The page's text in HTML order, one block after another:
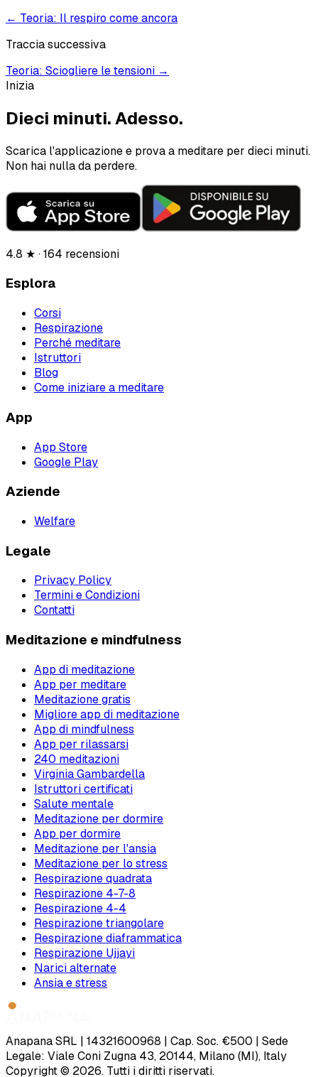
← Teoria: Il respiro come ancora
Traccia successiva
Teoria: Sciogliere le tensioni →
Inizia
Dieci minuti.Adesso.
Scarica l'applicazione e prova a meditare per dieci minuti.
Non hai nulla da perdere.
4.8 ★ · 164 recensioni
Esplora
Corsi
Respirazione
Perché meditare
Istruttori
Blog
Come iniziare a meditare
App
App Store
Google Play
Aziende
Welfare
Legale
Privacy Policy
Termini e Condizioni
Contatti
Meditazione e mindfulness
App di meditazione
App per meditare
Meditazione gratis
Migliore app di meditazione
App di mindfulness
App per rilassarsi
240 meditazioni
Virginia Gambardella
Istruttori certificati
Salute mentale
Meditazione per dormire
App per dormire
Meditazione per l'ansia
Meditazione per lo stress
Respirazione quadrata
Respirazione 4-7-8
Respirazione 4-4
Respirazione triangolare
Respirazione diaframmatica
Respirazione Ujjayi
Narici alternate
Ansia e stress
Anapana SRL | 14321600968 | Cap. Soc. €500 | Sede
Legale: Viale Coni Zugna 43, 20144, Milano (MI), Italy
Copyright © 2026. Tutti i diritti riservati.